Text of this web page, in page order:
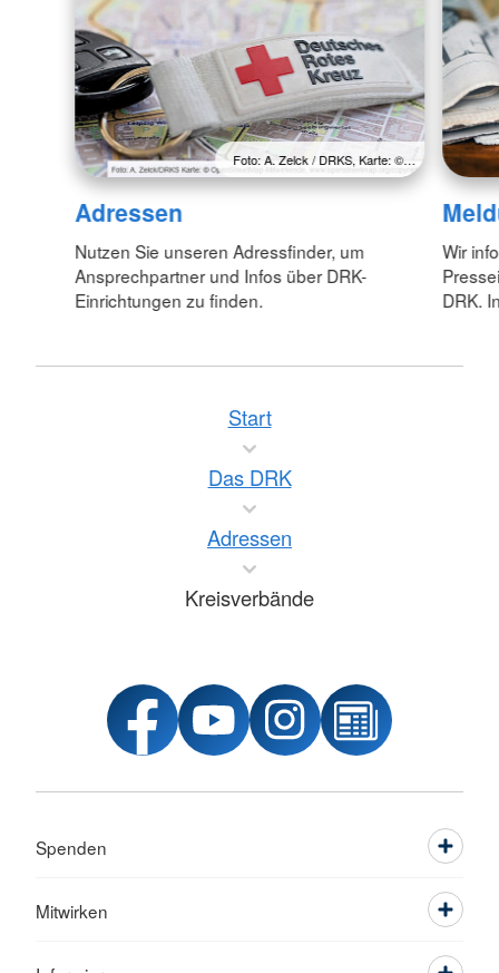
Foto: A. Zelck / DRKS, Karte: ©…
Adressen
Nutzen Sie unseren Adressfinder, um
Ansprechpartner und Infos über DRK-
Einrichtungen zu finden.
Wir
DRK.
Start
Das DRK
Adressen
Kreisverbände
Spenden
Mitwirken